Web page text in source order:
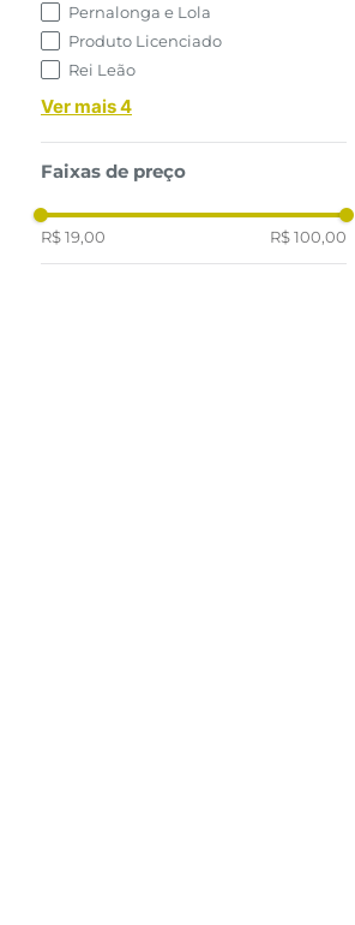
Pernalonga e Lola
Produto Licenciado
Rei Leão
Ver mais 4
Faixas de preço
R$ 19,00 R$ 100,00